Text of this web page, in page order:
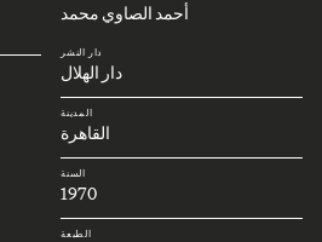
أحمد الصاوي محمد
دار النشر
دار الهلال
المدينة
القاهرة
السنة
1970
الطبعة